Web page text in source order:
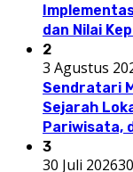
dan Nilai
2
3 Agustus
Sendratari
Sejarah
Pariwisata,
3
30 Juli 2026